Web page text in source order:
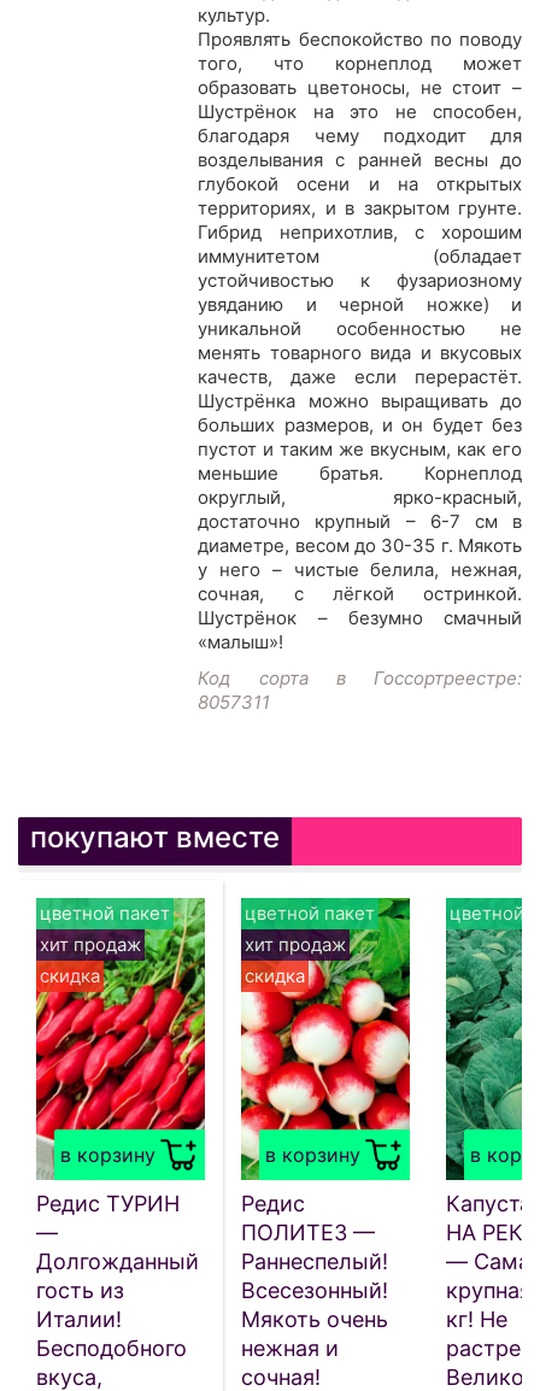
культур.
Проявлять беспокойство по поводу
того, что корнеплод может
образовать цветоносы, не стоит –
Шустрёнок на это не способен,
благодаря чему подходит для
возделывания с ранней весны до
глубокой осени и на открытых
территориях, и в закрытом грунте.
Гибрид неприхотлив, с хорошим
иммунитетом (обладает
устойчивостью к фузариозному
увяданию и черной ножке) и
уникальной особенностью не
менять товарного вида и вкусовых
качеств, даже если перерастёт.
Шустрёнка можно выращивать до
больших размеров, и он будет без
пустот и таким же вкусным, как его
меньшие братья. Корнеплод
округлый, ярко-красный,
достаточно крупный – 6-7 см в
диаметре, весом до 30-35 г. Мякоть
у него – чистые белила, нежная,
сочная, с лёгкой остринкой.
Шустрёнок – безумно смачный
«малыш»!
Код сорта в Госсортреестре:
8057311
покупают вместе
в корзину
цветной пакет
хит продаж
скидка
Редис ТУРИН
—
Долгожданный
гость из
Италии!
Бесподобного
вкуса,
в корзину
цветной пакет
хит продаж
скидка
Редис
ПОЛИТЕЗ —
Раннеспелый!
Всесезонный!
Мякоть очень
нежная и
сочная!
в
цветной
НА
—
кг! Не